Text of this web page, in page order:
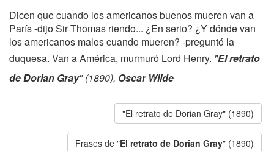
Dicen que cuando los americanos buenos mueren van a
París -dijo Sir Thomas riendo... ¿En serio? ¿Y dónde van
los americanos malos cuando mueren? -preguntó la
duquesa. Van a América, murmuró Lord Henry. "El retrato
de Dorian Gray" (1890), Oscar Wilde
"El retrato de Dorian Gray" (1890)
Frases de "El retrato de Dorian Gray" (1890)